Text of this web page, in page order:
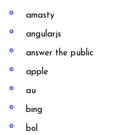
amasty
angularjs
answer the public
apple
au
bing
bol